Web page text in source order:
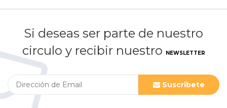
Si deseas ser parte de nuestro
circulo y recibir nuestro
NEWSLETTER
Suscribete